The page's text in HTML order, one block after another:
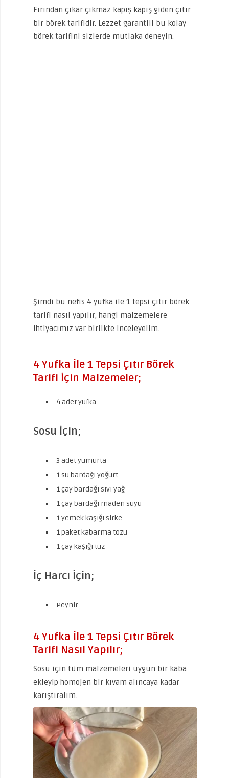
Fırından çıkar çıkmaz kapış kapış giden çıtır
bir börek tarifidir. Lezzet garantili bu kolay
börek tarifini sizlerde mutlaka deneyin.
Şimdi bu nefis 4 yufka ile 1 tepsi çıtır börek
tarifi nasıl yapılır, hangi malzemelere
ihtiyacımız var birlikte inceleyelim.
4 Yufka İle 1 Tepsi Çıtır Börek
Tarifi İçin Malzemeler;
4 adet yufka
Sosu İçin;
3 adet yumurta
1 su bardağı yoğurt
1 çay bardağı sıvı yağ
1 çay bardağı maden suyu
1 yemek kaşığı sirke
1 paket kabarma tozu
1 çay kaşığı tuz
İç Harcı İçin;
Peynir
4 Yufka İle 1 Tepsi Çıtır Börek
Tarifi Nasıl Yapılır;
Sosu için tüm malzemeleri uygun bir kaba
ekleyip homojen bir kıvam alıncaya kadar
karıştıralım.